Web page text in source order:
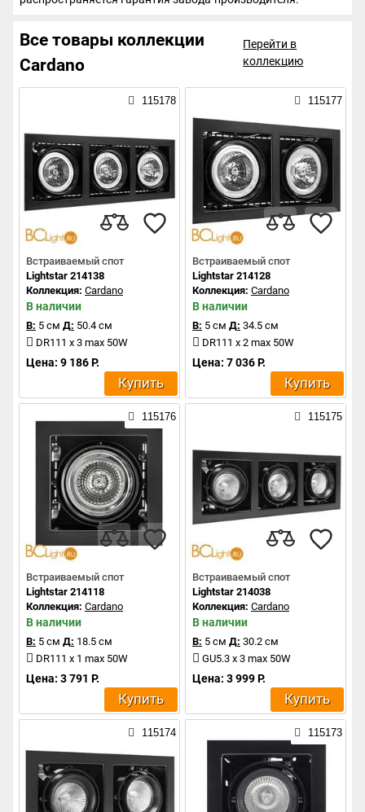
Все товары коллекции
Cardano
Перейти в
коллекцию
115178
Встраиваемый спот
Lightstar 214138
Коллекция: Cardano
В наличии
В: 5 см Д: 50.4 см
DR111 x 3 max 50W
Цена: 9 186 Р.
Купить
115177
Встраиваемый спот
Lightstar 214128
Коллекция: Cardano
В наличии
В: 5 см Д: 34.5 см
DR111 x 2 max 50W
Цена: 7 036 Р.
Купить
115176
Встраиваемый спот
Lightstar 214118
Коллекция: Cardano
В наличии
В: 5 см Д: 18.5 см
DR111 x 1 max 50W
Цена: 3 791 Р.
Купить
115175
Встраиваемый спот
Lightstar 214038
Коллекция: Cardano
В наличии
В: 5 см Д: 30.2 см
GU5.3 x 3 max 50W
Цена: 3 999 Р.
Купить
115174 115173